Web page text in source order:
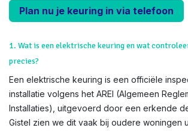
Plan nu je keuring in via telefoon
1. Wat is een elektrische keuring en wat
precies?
Een elektrische keuring is een officiële
installatie volgens het AREI (Algemeen
Installaties), uitgevoerd door een erkende
Gistel zien we dit vaak bij oudere woningen